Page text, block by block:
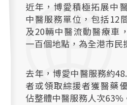
近年，博愛積極拓展中
中醫服務單位，包括12
及20輛中醫流動醫療車
一百個地點，為全港市民
去年，博愛中醫服務約
者或領取綜援者獲醫藥
佔整體中醫服務人次63%